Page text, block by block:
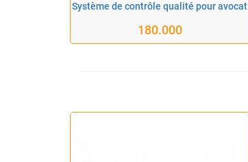
Système de contrôle qualité pour avocat
180.000